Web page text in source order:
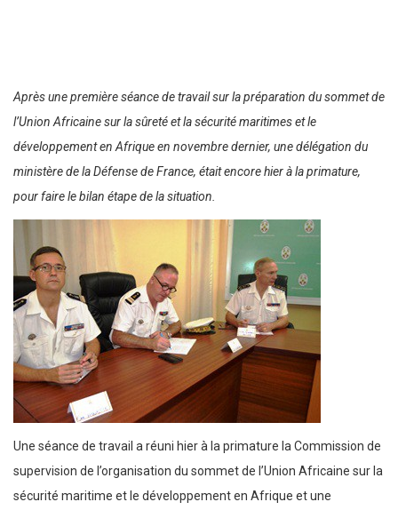
Après une première séance de travail sur la préparation du sommet de
l’Union Africaine sur la sûreté et la sécurité maritimes et le
développement en Afrique en novembre dernier, une délégation du
ministère de la Défense de France, était encore hier à la primature,
pour faire le bilan étape de la situation.
Une séance de travail a réuni hier à la primature la Commission de
supervision de l’organisation du sommet de l’Union Africaine sur la
sécurité maritime et le développement en Afrique et une